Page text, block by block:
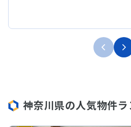
神奈川県の人気物件